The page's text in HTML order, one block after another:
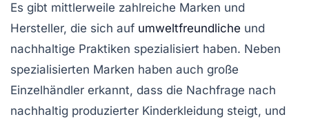
Es gibt mittlerweile zahlreiche Marken und
Hersteller, die sich auf umweltfreundliche und
nachhaltige Praktiken spezialisiert haben. Neben
spezialisierten Marken haben auch große
Einzelhändler erkannt, dass die Nachfrage nach
nachhaltig produzierter Kinderkleidung steigt, und